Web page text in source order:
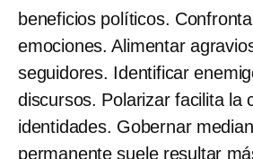
beneficios políticos.
emociones. Alimentar
seguidores. Identificar
discursos. Polarizar facilita la
identidades. Gobernar
permanente suele resultar